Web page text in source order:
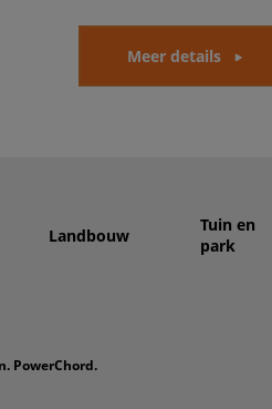
Meer details
Landbouw
Tuin en
park
PowerChord.